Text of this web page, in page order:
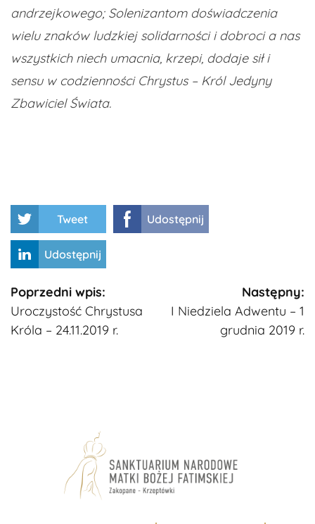
andrzejkowego; Solenizantom doświadczenia
wielu znaków ludzkiej solidarności i dobroci a nas
wszystkich niech umacnia, krzepi, dodaje sił i
sensu w codzienności Chrystus – Król Jedyny
Zbawiciel Świata.
Tweet Udostępnij
Udostępnij
Kontynuuj
czytanie
Poprzedni wpis:
Uroczystość Chrystusa
Króla – 24.11.2019 r.
Następny:
I Niedziela Adwentu – 1
grudnia 2019 r.